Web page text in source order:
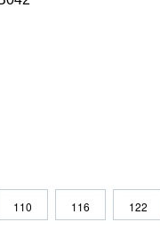
110 116 122